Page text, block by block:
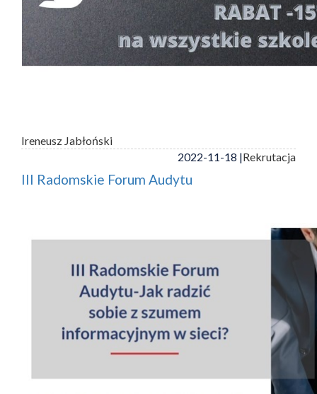
Ireneusz Jabłoński
2022-11-18 |Rekrutacja
III Radomskie Forum Audytu